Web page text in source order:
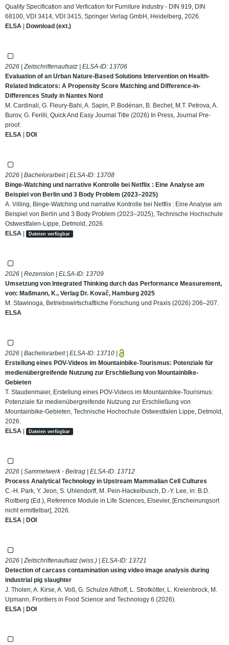
Quality Specification and Verfication for Furniture Industry - DIN 919, DIN
68100, VDI 3414, VDI 3415, Springer Verlag GmbH, Heidelberg, 2026.
ELSA | Download (ext.)
2026 | Zeitschriftenaufsatz | ELSA-ID: 13706
Evaluation of an Urban Nature-Based Solutions Intervention on Health-
Related Indicators: A Propensity Score Matching and Difference-in-
Differences Study in Nantes Nord
M. Cardinali, G. Fleury-Bahi, A. Sapin, P. Bodénan, B. Bechet, M.T. Petrova, A.
Burov, G. Ferilli, Quick And Easy Journal Title (2026) In Press, Journal Pre-
proof.
ELSA | DOI
2026 | Bachelorarbeit | ELSA-ID: 13708
Binge-Watching und narrative Kontrolle bei Netflix : Eine Analyse am
Beispiel von Berlin und 3 Body Problem (2023–2025)
A. Villing, Binge-Watching und narrative Kontrolle bei Netflix : Eine Analyse am
Beispiel von Berlin und 3 Body Problem (2023–2025), Technische Hochschule
Ostwestfalen-Lippe, Detmold, 2026.
ELSA | Dateien verfügbar
2026 | Rezension | ELSA-ID: 13709
Umsetzung von Integrated Thinking durch das Performance Measurement,
von: Maßmann, K., Verlag Dr. Kovač, Hamburg 2025
M. Stawinoga, Betriebswirtschaftliche Forschung und Praxis (2026) 206–207.
ELSA
2026 | Bachelorarbeit | ELSA-ID: 13710 |
Erstellung eines POV-Videos im Mountainbike-Tourismus: Potenziale für
medienübergreifende Nutzung zur Erschließung von Mountainbike-
Gebieten
T. Staudenmaier, Erstellung eines POV-Videos im Mountainbike-Tourismus:
Potenziale für medienübergreifende Nutzung zur Erschließung von
Mountainbike-Gebieten, Technische Hochschule Ostwestfalen Lippe, Detmold,
2026.
ELSA | Dateien verfügbar
2026 | Sammelwerk - Beitrag | ELSA-ID: 13712
Process Analytical Technology in Upstream Mammalian Cell Cultures
C.-H. Park, Y. Jeon, S. Uhlendorff, M. Pein-Hackelbusch, D.-Y. Lee, in: B.D.
Roitberg (Ed.), Reference Module in Life Sciences, Elsevier, [Erscheinungsort
nicht ermittelbar], 2026.
ELSA | DOI
2026 | Zeitschriftenaufsatz (wiss.) | ELSA-ID: 13721
Detection of carcass contamination using video image analysis during
industrial pig slaughter
J. Tholen, A. Kirse, A. Voß, G. Schulze Althoff, L. Strotkötter, L. Kreienbrock, M.
Upmann, Frontiers in Food Science and Technology 6 (2026).
ELSA | DOI